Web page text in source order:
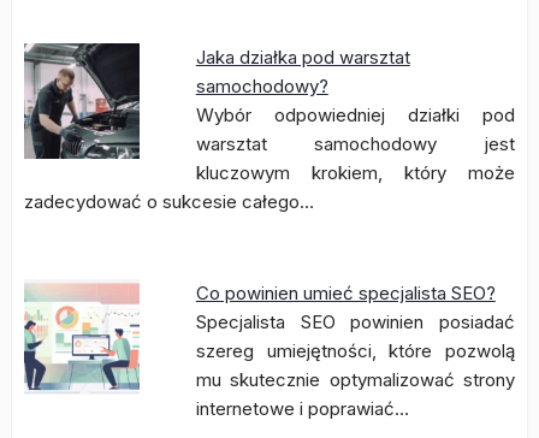
Jaka działka pod warsztat
samochodowy?
Wybór odpowiedniej działki pod
warsztat samochodowy jest
kluczowym krokiem, który może
zadecydować o sukcesie całego…
Co powinien umieć specjalista SEO?
Specjalista SEO powinien posiadać
szereg umiejętności, które pozwolą
mu skutecznie optymalizować strony
internetowe i poprawiać…